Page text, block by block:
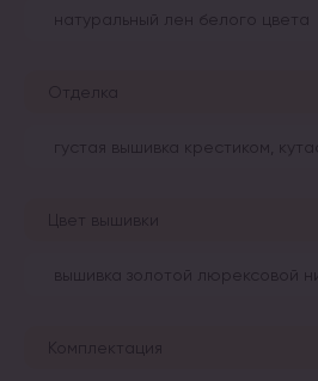
натуральный лен белого цвета
Отделка
густая вышивка крестиком,
Цвет вышивки
вышивка золотой люрексовой
Комплектация